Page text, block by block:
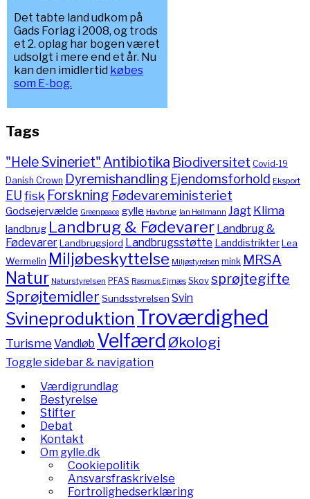
Det tabte land udkom på
Gads Forlag i 2008, og trods
et 2. oplag har bogen været
udsolgt i mere end et år. Nu
kan den imidlertid købes
som E-bog.
Tags
"Hele Svineriet" Antibiotika Biodiversitet Covid-19
Danish Crown Dyremishandling Ejendomsforhold Eksport
EUfisk Forskning Fødevareministeriet
Godsejervælde Greenpeace gylle Havbrug Ian Heilmann Jagt Klima
landbrug Landbrug & Fødevarer Landbrug &
FødevarerLandbrugsjord Landbrugsstøtte LanddistrikterLea
Wermelin Miljøbeskyttelse Miljøstyrelsen mink MRSA
Natur Naturstyrelsen PFAS Rasmus Ejrnæs Skov sprøjtegifte
Sprøjtemidler Sundsstyrelsen Svin
Svineproduktion Troværdighed
TurismeVandløb Velfærd Økologi
Toggle sidebar & navigation
Værdigrundlag
Bestyrelse
Stifter
Debat
Kontakt
Om gylle.dk
Cookiepolitik
Ansvarsfraskrivelse
Fortrolighedserklæring